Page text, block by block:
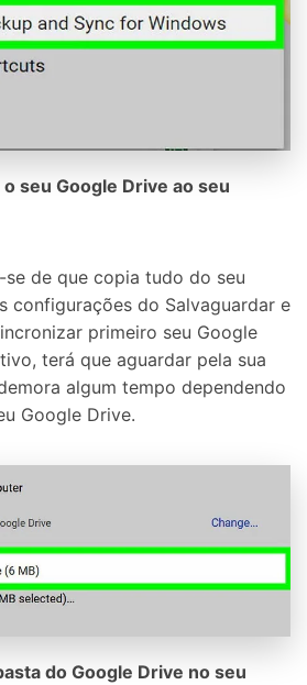
seu Google Drive ao seu
de que copia tudo do seu
configurações do Salvaguardar e
primeiro seu Google
terá que aguardar pela sua
algum tempo dependendo
Google Drive.
do Google Drive no seu